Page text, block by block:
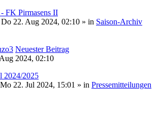
FK Pirmasens II
Do 22. Aug 2024, 02:10 » in Saison-Archiv
Neuester Beitrag
2024, 02:10
2024/2025
22. Jul 2024, 15:01 » in Pressemitteilungen